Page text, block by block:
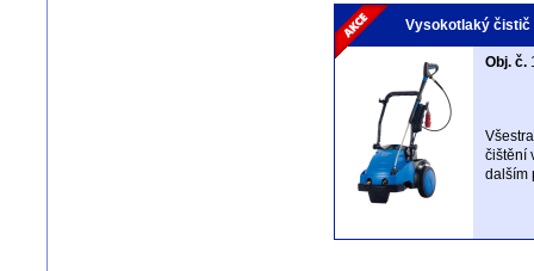
Vysokotlaký čistič
Obj. č.
čištění
dalším